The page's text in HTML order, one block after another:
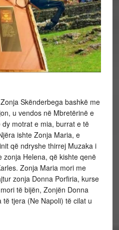
Skënderbega bashkë me
u vendos në Mbretërinë e
motrat e mia, burrat e të
ishte Zonja Maria, e
që ndryshe thirrej Muzaka i
zonja Helena, që kishte qenë
Zonja Maria mori me
zonja Donna Porfiria, kurse
të bijën, Zonjën Donna
tjera (Ne Napoli) të cilat u